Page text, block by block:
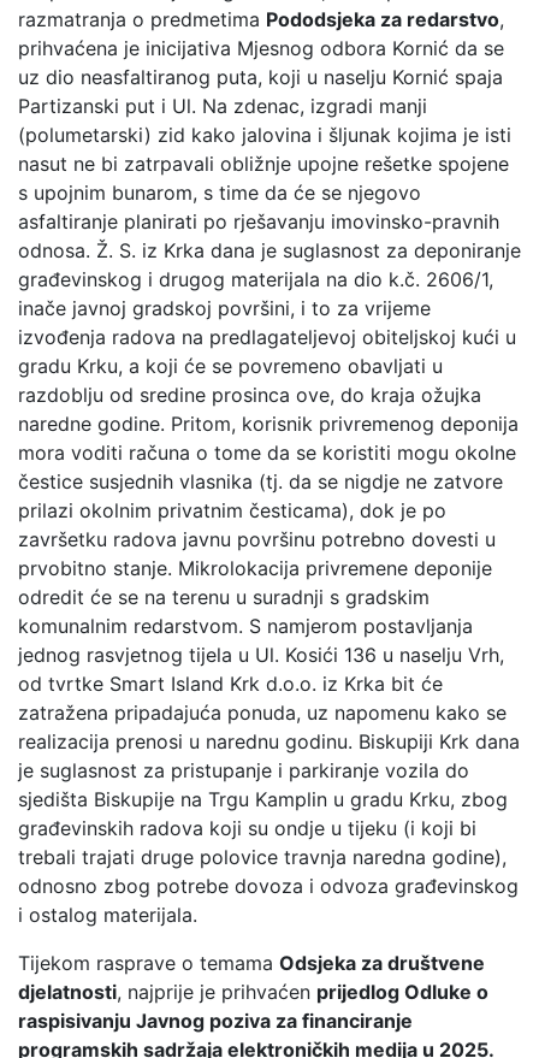
razmatranja o predmetima Pododsjeka za redarstvo,
prihvaćena je inicijativa Mjesnog odbora Kornić da se
uz dio neasfaltiranog puta, koji u naselju Kornić spaja
Partizanski put i Ul. Na zdenac, izgradi manji
(polumetarski) zid kako jalovina i šljunak kojima je isti
nasut ne bi zatrpavali obližnje upojne rešetke spojene
s upojnim bunarom, s time da će se njegovo
asfaltiranje planirati po rješavanju imovinsko-pravnih
odnosa. Ž. S. iz Krka dana je suglasnost za deponiranje
građevinskog i drugog materijala na dio k.č. 2606/1,
inače javnoj gradskoj površini, i to za vrijeme
izvođenja radova na predlagateljevoj obiteljskoj kući u
gradu Krku, a koji će se povremeno obavljati u
razdoblju od sredine prosinca ove, do kraja ožujka
naredne godine. Pritom, korisnik privremenog deponija
mora voditi računa o tome da se koristiti mogu okolne
čestice susjednih vlasnika (tj. da se nigdje ne zatvore
prilazi okolnim privatnim česticama), dok je po
završetku radova javnu površinu potrebno dovesti u
prvobitno stanje. Mikrolokacija privremene deponije
odredit će se na terenu u suradnji s gradskim
komunalnim redarstvom. S namjerom postavljanja
jednog rasvjetnog tijela u Ul. Kosići 136 u naselju Vrh,
od tvrtke Smart Island Krk d.o.o. iz Krka bit će
zatražena pripadajuća ponuda, uz napomenu kako se
realizacija prenosi u narednu godinu. Biskupiji Krk dana
je suglasnost za pristupanje i parkiranje vozila do
sjedišta Biskupije na Trgu Kamplin u gradu Krku, zbog
građevinskih radova koji su ondje u tijeku (i koji bi
trebali trajati druge polovice travnja naredna godine),
odnosno zbog potrebe dovoza i odvoza građevinskog
i ostalog materijala.
Tijekom rasprave o temama Odsjeka za društvene
djelatnosti, najprije je prihvaćen prijedlog Odluke o
raspisivanju Javnog poziva za financiranje
programskih sadržaja elektroničkih medija u 2025.